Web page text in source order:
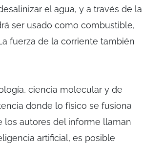
el agua, y a través de la
ser usado como combustible,
fuerza de la corriente también
ciencia molecular y de
donde lo físico se fusiona
los autores del informe llaman
artificial, es posible